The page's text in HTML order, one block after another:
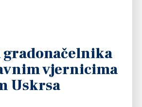
gradonačelnika
vjernicima
Uskrsa